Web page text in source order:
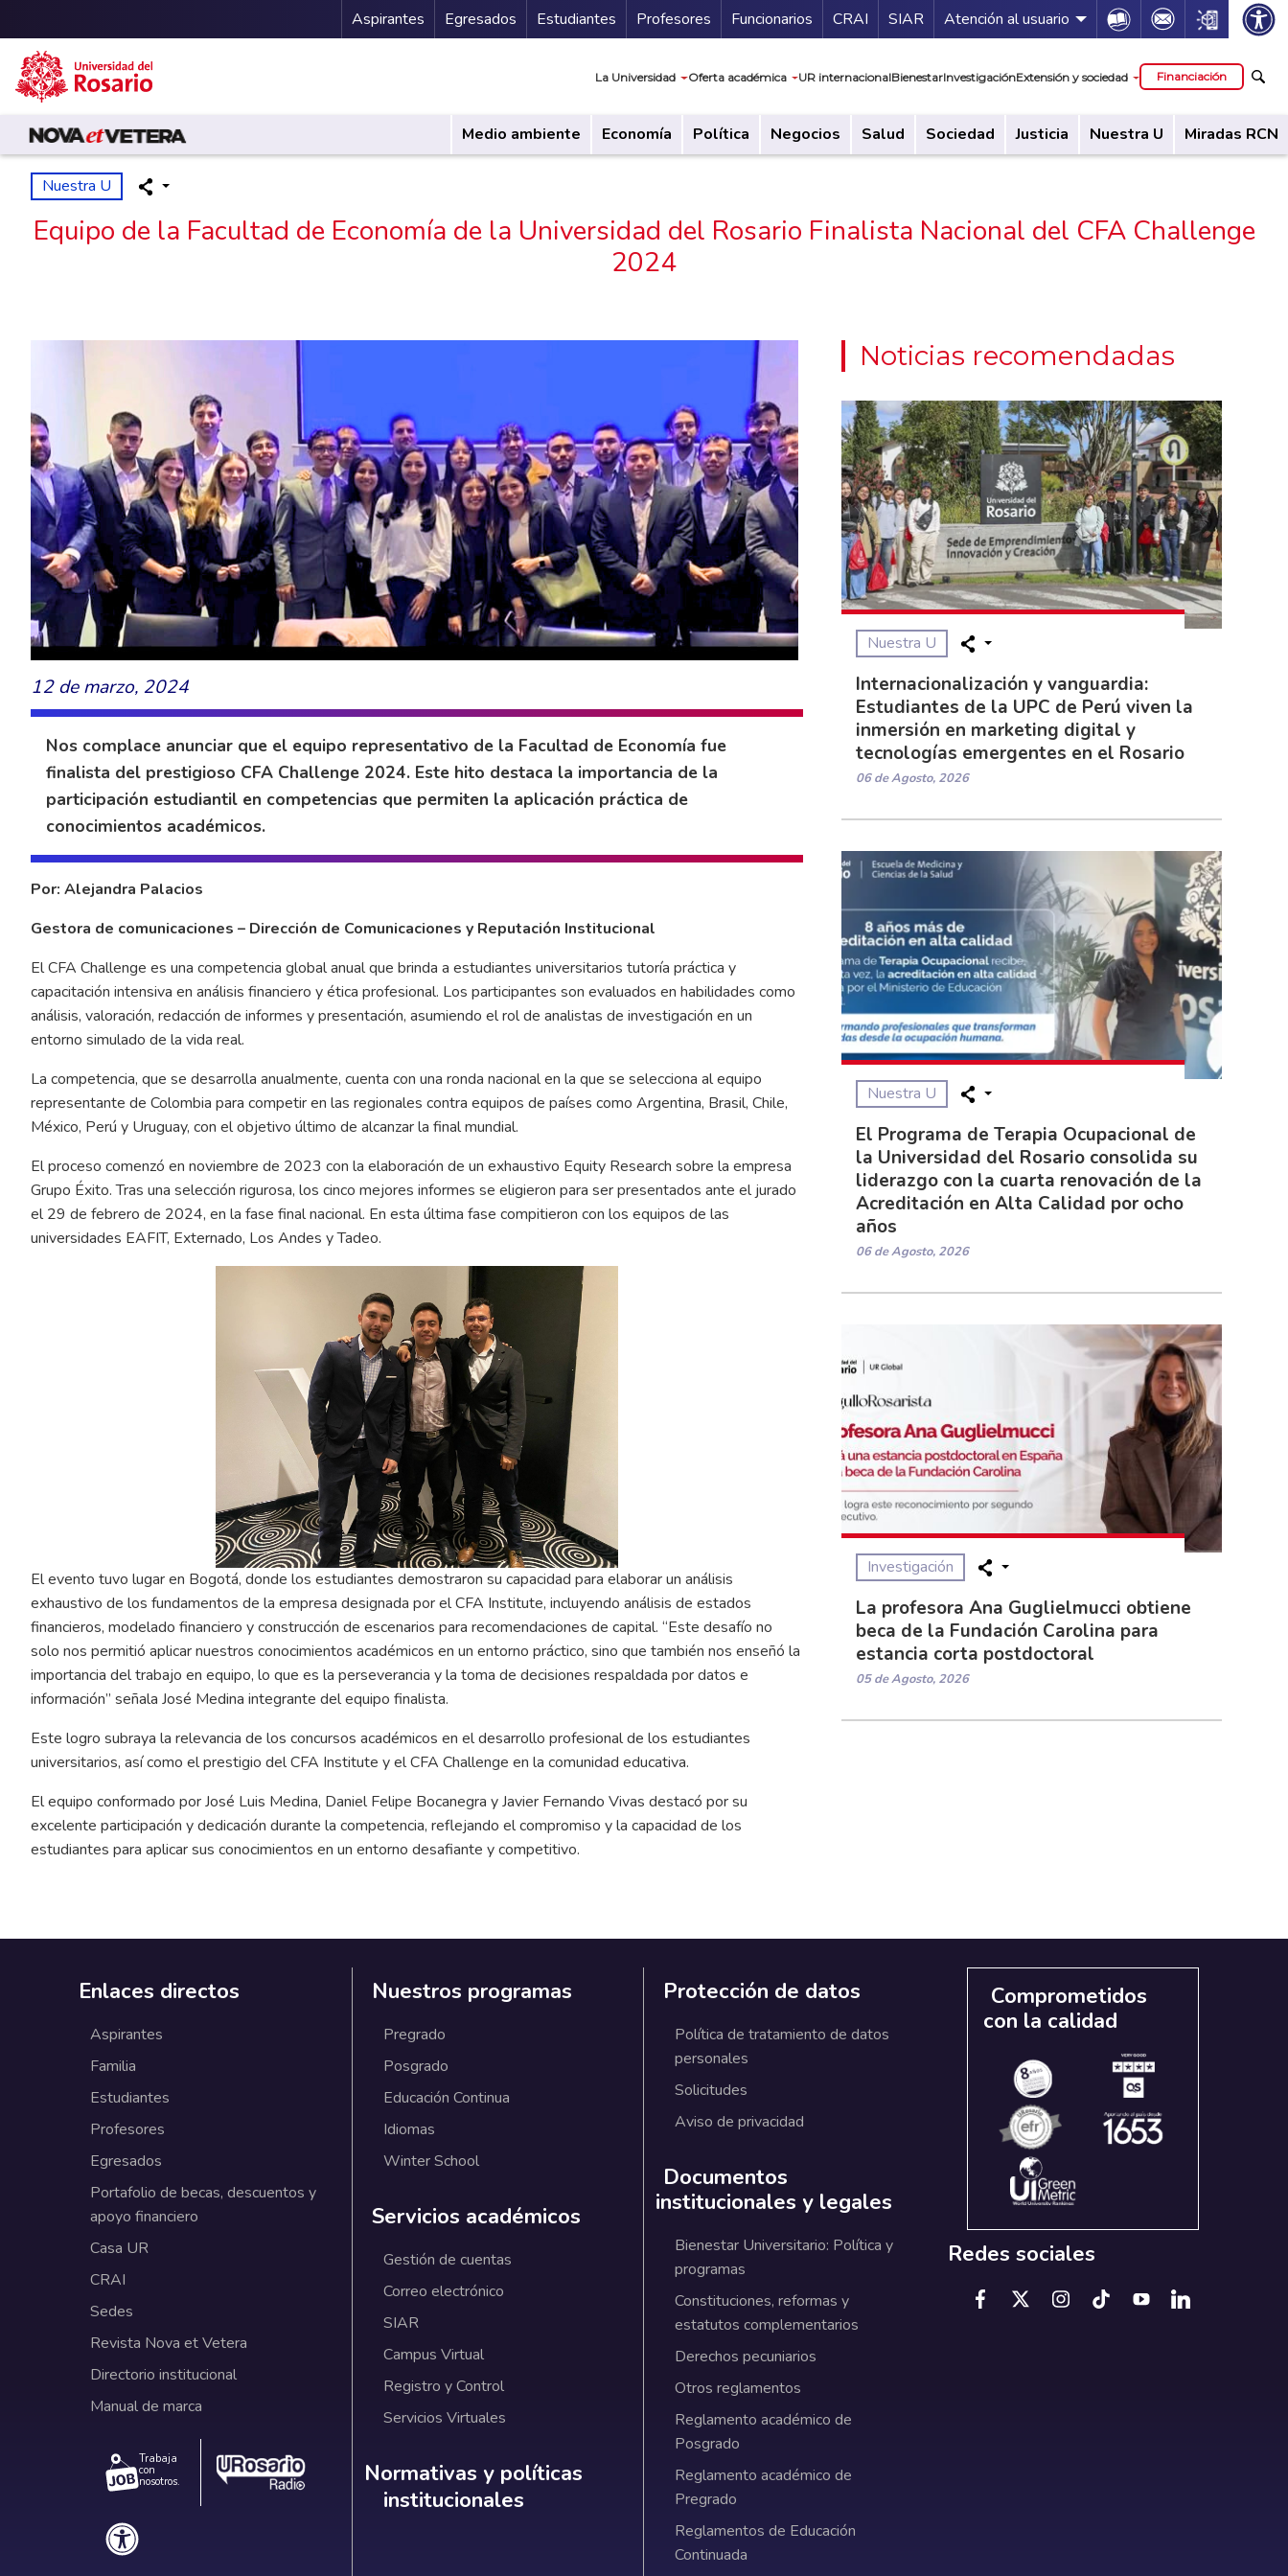
Pasar al contenido principal
Menu Secundario
Aspirantes Egresados Estudiantes Profesores Funcionarios Guía de servicios
CRAI SIAR Atención al usuario Icon Icon Icon
La Universidad Oferta académica UR internacionalBienestarInvestigaciónExtensión y sociedad Financiación
Medio ambiente Economía Política Negocios Salud Sociedad Justicia Nuestra U Miradas RCN
Nuestra U
Equipo de la Facultad de Economía de la Universidad del Rosario Finalista Nacional del CFA Challenge
2024
12 de marzo, 2024
Nos complace anunciar que el equipo representativo de la Facultad de Economía fue
finalista del prestigioso CFA Challenge 2024. Este hito destaca la importancia de la
participación estudiantil en competencias que permiten la aplicación práctica de
conocimientos académicos.
Por: Alejandra Palacios
Gestora de comunicaciones – Dirección de Comunicaciones y Reputación Institucional
El CFA Challenge es una competencia global anual que brinda a estudiantes universitarios tutoría práctica y
capacitación intensiva en análisis financiero y ética profesional. Los participantes son evaluados en habilidades como
análisis, valoración, redacción de informes y presentación, asumiendo el rol de analistas de investigación en un
entorno simulado de la vida real.
La competencia, que se desarrolla anualmente, cuenta con una ronda nacional en la que se selecciona al equipo
representante de Colombia para competir en las regionales contra equipos de países como Argentina, Brasil, Chile,
México, Perú y Uruguay, con el objetivo último de alcanzar la final mundial.
El proceso comenzó en noviembre de 2023 con la elaboración de un exhaustivo Equity Research sobre la empresa
Grupo Éxito. Tras una selección rigurosa, los cinco mejores informes se eligieron para ser presentados ante el jurado
el 29 de febrero de 2024, en la fase final nacional. En esta última fase compitieron con los equipos de las
universidades EAFIT, Externado, Los Andes y Tadeo.
El evento tuvo lugar en Bogotá, donde los estudiantes demostraron su capacidad para elaborar un análisis
exhaustivo de los fundamentos de la empresa designada por el CFA Institute, incluyendo análisis de estados
financieros, modelado financiero y construcción de escenarios para recomendaciones de capital. “Este desafío no
solo nos permitió aplicar nuestros conocimientos académicos en un entorno práctico, sino que también nos enseñó la
importancia del trabajo en equipo, lo que es la perseverancia y la toma de decisiones respaldada por datos e
información” señala José Medina integrante del equipo finalista.
Este logro subraya la relevancia de los concursos académicos en el desarrollo profesional de los estudiantes
universitarios, así como el prestigio del CFA Institute y el CFA Challenge en la comunidad educativa.
El equipo conformado por José Luis Medina, Daniel Felipe Bocanegra y Javier Fernando Vivas destacó por su
excelente participación y dedicación durante la competencia, reflejando el compromiso y la capacidad de los
estudiantes para aplicar sus conocimientos en un entorno desafiante y competitivo.
Noticias recomendadas
Nuestra U
Internacionalización y vanguardia:
Estudiantes de la UPC de Perú viven la
inmersión en marketing digital y
tecnologías emergentes en el Rosario
06 de Agosto, 2026
Nuestra U
El Programa de Terapia Ocupacional de
la Universidad del Rosario consolida su
liderazgo con la cuarta renovación de la
Acreditación en Alta Calidad por ocho
años
06 de Agosto, 2026
Investigación
La profesora Ana Guglielmucci obtiene
beca de la Fundación Carolina para
estancia corta postdoctoral
05 de Agosto, 2026
Enlaces directos
Aspirantes
Familia
Estudiantes
Profesores
Egresados
Portafolio de becas, descuentos y
apoyo financiero
Casa UR
CRAI
Sedes
Revista Nova et Vetera
Directorio institucional
Manual de marca
Trabaja
con
nosotros.
Nuestros programas
Pregrado
Posgrado
Educación Continua
Idiomas
Winter School
Servicios académicos
Gestión de cuentas
Correo electrónico
SIAR
Campus Virtual
Registro y Control
Servicios Virtuales
Normativas y políticas institucionales
Normativas y políticas
institucionales
Protección de datos
Política de tratamiento de datos
personales
Solicitudes
Aviso de privacidad
Documentos
institucionales y legales
Bienestar Universitario: Política y
programas
Constituciones, reformas y
estatutos complementarios
Derechos pecuniarios
Otros reglamentos
Reglamento académico de
Posgrado
Reglamento académico de
Pregrado
Reglamentos de Educación
Continuada
Comprometidos
con la calidad
Redes sociales